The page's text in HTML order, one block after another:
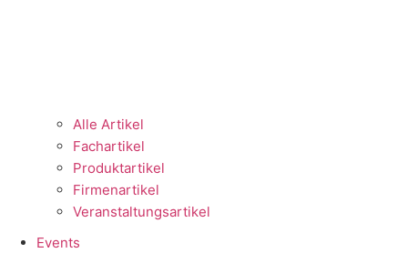
Alle Artikel
Fachartikel
Produktartikel
Firmenartikel
Veranstaltungsartikel
Events